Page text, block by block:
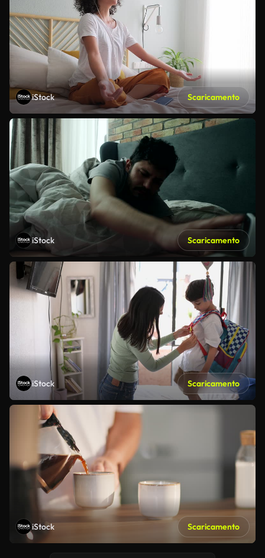
iStock Scaricamento
iStock Scaricamento
iStock Scaricamento
iStock Scaricamento